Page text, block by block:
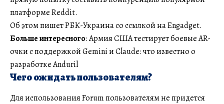
платформе Reddit.
Об этом пишет РБК-Украина со ссылкой на Engadget.
Больше интересного: Армия США тестирует боевые AR-
очки с поддержкой Gemini и Claude: что известно о
разработке Anduril
Чего ожидать пользователям?
Для использования Forum пользователям не придется